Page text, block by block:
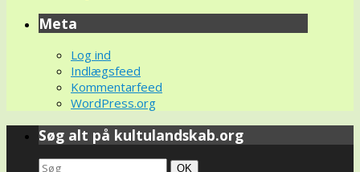
Meta
Log ind
Indlægsfeed
Kommentarfeed
WordPress.org
Søg alt på kultulandskab.org
Search
Søg
OK